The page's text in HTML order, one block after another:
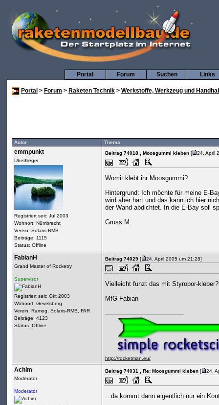
Links
Suchen
Forum
Portal
Portal > Forum > Raketen Technik> Werkstoffe, Werkzeug und
Autor Thema
emmpunkt
Überflieger
Registriert seit: Jul 2003
Wohnort: Nümbrecht
Verein: Solaris-RMB
Beiträge: 1115
Status: Offline
Beitrag 74018 , Moosgummi kleben[ 24. April
Womit klebt ihr Moosgummi?
Hintergrund: Ich möchte für meine E-
wird aber hart und das kann ich hier
der Wand abdichtet. In die E-Bay soll
Gruss M.
FabianH
Grand Master of Rocketry
Supervisor
Registriert seit: Okt 2003
Wohnort: Gevelsberg
Verein: Ramog, Solaris-RMB, FAR
Beiträge: 4123
Status: Offline
Beitrag 74029[ 24. April 2005 um 21:28]
Vielleicht funzt das mit Styropor-kleber?
MfG Fabian
http://rocketman.eu/
Achim
Moderator
Moderator
Beitrag 74031 , Re: Moosgummi kleben[ 24.
...da kommt dann eigentlich nur ein